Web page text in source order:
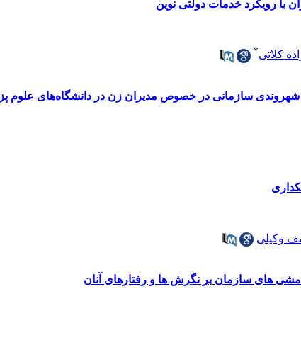
با رویکرد خدمات دولتی نوین
کلاتی*
شهروندی سازمانی در خصوص مدیران زن در دانشگاه‌های علوم
وکیلی
مشی های سازمان بر نگرش ها و رفتارهای آنان